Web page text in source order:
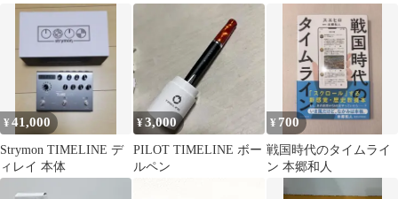
イムライン スケジュー
ル マステ
定 新品未使用
¥41,000
Strymon TIMELINE デ
ィレイ 本体
¥3,000
PILOT TIMELINE ボー
ルペン
¥ 700
戦国時代のタイムライ
ン 本郷和人